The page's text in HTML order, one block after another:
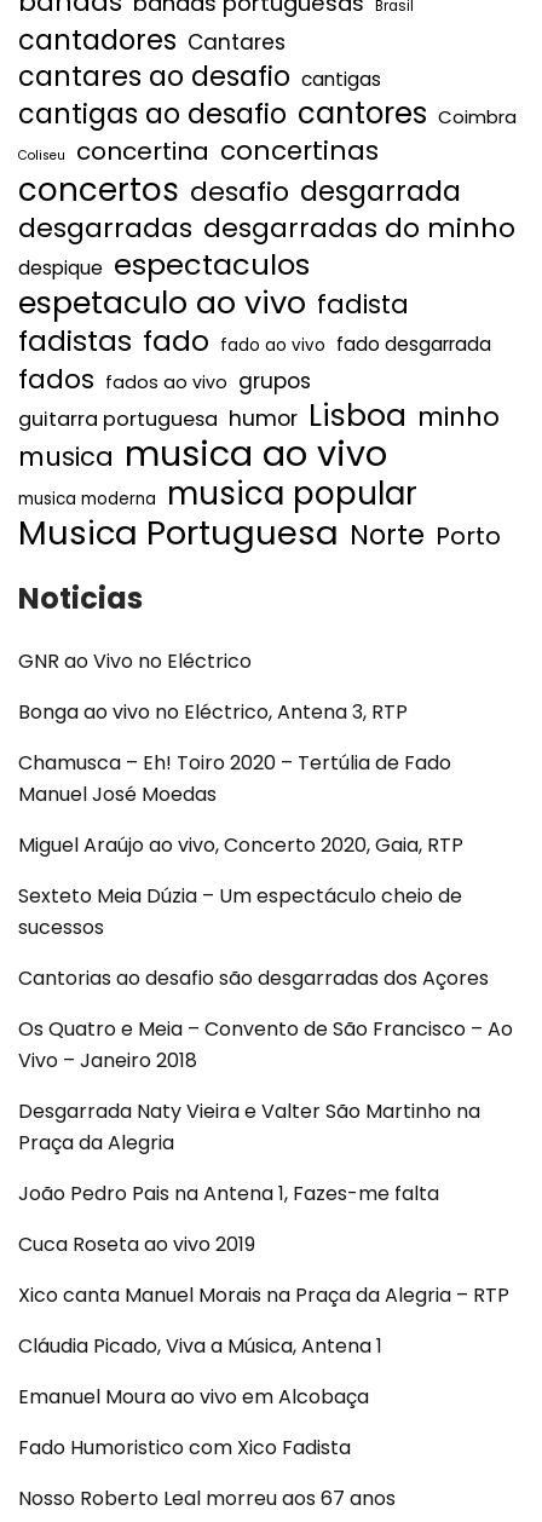
Brasil
cantadores Cantares
cantares ao desafio cantigas
cantigas ao desafio cantores Coimbra
Coliseu concertina concertinas
concertos desafio desgarrada
desgarradas desgarradas do minho
despique espectaculos
espetaculo ao vivo fadista
fadistas fado fado ao vivo fado desgarrada
fados fados ao vivo grupos
guitarra portuguesa humor Lisboa minho
musica musica ao vivo
musica moderna musica popular
Musica Portuguesa Norte Porto
Noticias
GNR ao Vivo no Eléctrico
Bonga ao vivo no Eléctrico, Antena 3, RTP
Chamusca – Eh! Toiro 2020 – Tertúlia de Fado
Manuel José Moedas
Miguel Araújo ao vivo, Concerto 2020, Gaia, RTP
Sexteto Meia Dúzia – Um espectáculo cheio de
sucessos
Cantorias ao desafio são desgarradas dos Açores
Os Quatro e Meia – Convento de São Francisco – Ao
Vivo – Janeiro 2018
Desgarrada Naty Vieira e Valter São Martinho na
Praça da Alegria
João Pedro Pais na Antena 1, Fazes-me falta
Cuca Roseta ao vivo 2019
Xico canta Manuel Morais na Praça da Alegria – RTP
Cláudia Picado, Viva a Música, Antena 1
Emanuel Moura ao vivo em Alcobaça
Fado Humoristico com Xico Fadista
Nosso Roberto Leal morreu aos 67 anos